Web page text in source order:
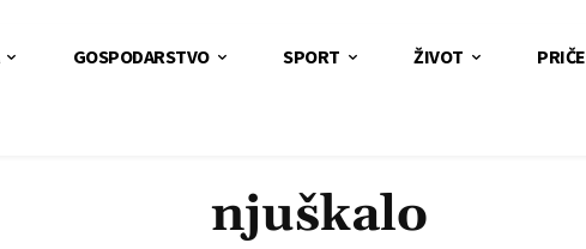
GOSPODARSTVO SPORT ŽIVOT PRIČE
njuškalo